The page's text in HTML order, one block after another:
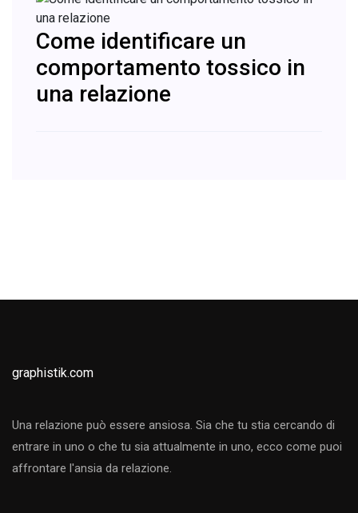
Come identificare un
comportamento tossico in
una relazione
graphistik.com
Una relazione può essere ansiosa. Sia che tu stia cercando di
entrare in uno o che tu sia attualmente in uno, ecco come puoi
affrontare l'ansia da relazione.